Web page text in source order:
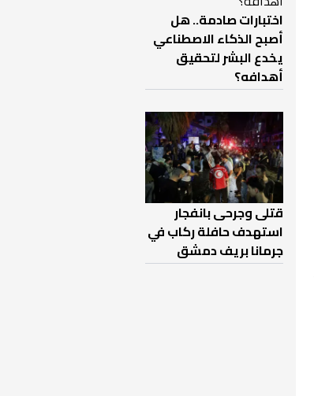
اختبارات صادمة.. هل
أصبح الذكاء الاصطناعي
يخدع البشر لتحقيق
أهدافه؟
قتلى وجرحى بانفجار
استهدف حافلة ركاب في
جرمانا بريف دمشق